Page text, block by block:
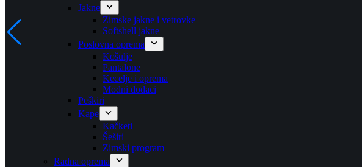
Jakne
Zimske jakne i vetrovke
Softshell jakne
Poslovna oprema
Košulje
Pantalone
Kecelje i oprema
Modni dodaci
Peškiri
Kape
Kačketi
Šeširi
Zimski program
Radna oprema